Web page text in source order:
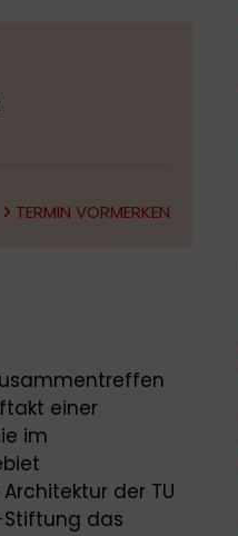
TERMIN VORMERKEN
einer
im
der TU
das